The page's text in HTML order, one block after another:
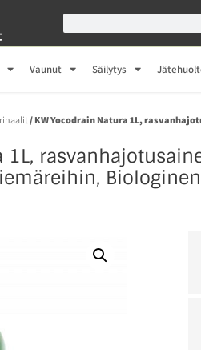
Vaunut Säilytys
/ KW Yocodrain Natura 1L,
1L,
Biologinen